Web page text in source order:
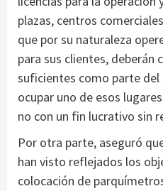
plazas, centros
que por su naturaleza
para sus clientes, deberán
suficientes como parte del
ocupar uno de esos
no con un fin lucrativo sin
Por otra parte, aseguró
han visto reflejados los
colocación de